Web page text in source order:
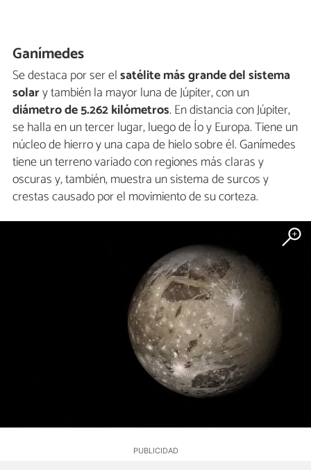
Ganímedes
Se destaca por ser elsatélite más grande del sistema
solary también la mayor luna de Júpiter, con un
diámetro de 5.262 kilómetros. En distancia con Júpiter,
se halla en un tercer lugar, luego de Ío y Europa. Tiene un
núcleo de hierro y una capa de hielo sobre él. Ganímedes
tiene un terreno variado con regiones más claras y
oscuras y, también, muestra un sistema de surcos y
crestas causado por el movimiento de su corteza.